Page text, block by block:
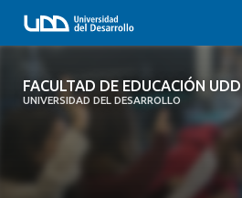
FACULTAD DE EDUCACIÓN UDD
UNIVERSIDAD DEL DESARROLLO
FACULTAD DE EDUCACIÓN UDD